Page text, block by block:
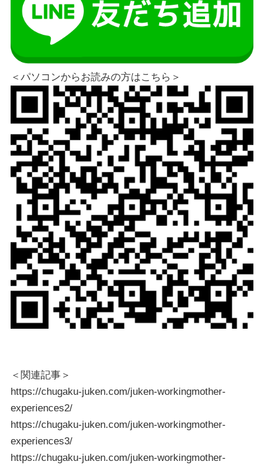
＜パソコンからお読みの方はこちら＞
＜関連記事＞
https://chugaku-juken.com/juken-workingmother-
experiences2/
https://chugaku-juken.com/juken-workingmother-
experiences3/
https://chugaku-juken.com/juken-workingmother-